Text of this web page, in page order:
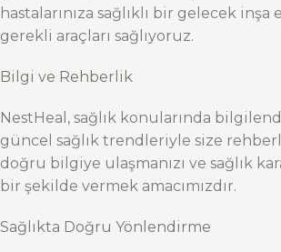
hastalarınıza sağlıklı bir gelecek
gerekli araçları sağlıyoruz.
Bilgi ve Rehberlik
NestHeal, sağlık konularında
güncel sağlık trendleriyle size
doğru bilgiye ulaşmanızı ve sağlık
bir şekilde vermek amacımızdır.
Sağlıkta Doğru Yönlendirme